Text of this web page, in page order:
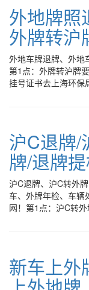
外地牌照
外牌转沪
外地车牌退牌、外地
第1点：外牌转沪牌
挂号证书去上海环保
沪C退牌/
牌/退牌
沪C退牌、沪C转外
车、外牌年检、车辆
网！第1点：沪C转
新车上外